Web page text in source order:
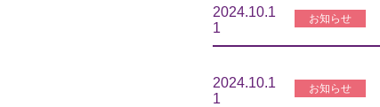
2024.10.1
1
お知らせ
2024.10.1
1
お知らせ